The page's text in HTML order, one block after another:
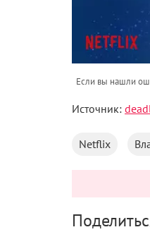
Если вы нашли
Источник:
Netflix